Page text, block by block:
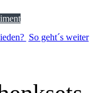
So geht´s weiter